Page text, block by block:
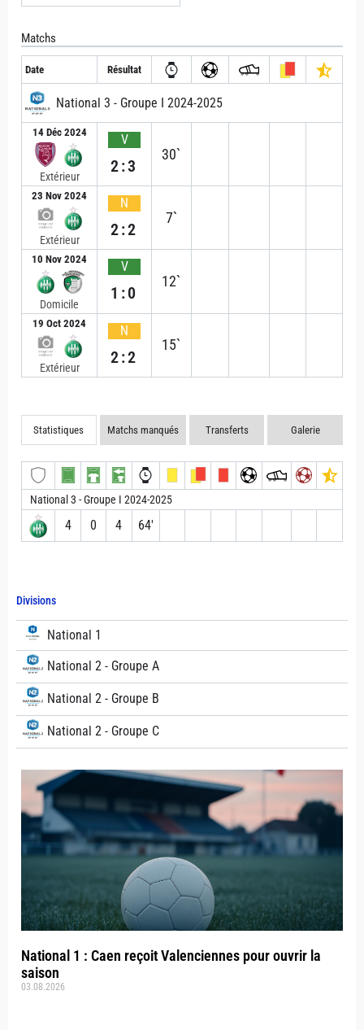
Divisions
National 1
National 2 - Groupe A
National 2 - Groupe B
National 2 - Groupe C
National 1 : Caen reçoit Valenciennes pour ouvrir la
saison
03.08.2026
Matchs
Date Résultat
National 3 - Groupe I 2024-2025
14 Déc 2024
Extérieur
V
2:3
30`
23 Nov 2024
Extérieur
N
2:2
7`
10 Nov 2024
Domicile
V
1:0
12`
19 Oct 2024
Extérieur
N
2:2
15`
Statistiques Matchs manqués Transferts Galerie
National 3 - Groupe I 2024-2025
4 0 4 64′